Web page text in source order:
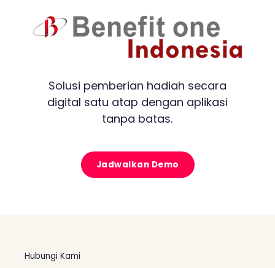
Solusi pemberian hadiah secara
digital satu atap dengan aplikasi
tanpa batas.
Jadwalkan Demo
Hubungi Kami